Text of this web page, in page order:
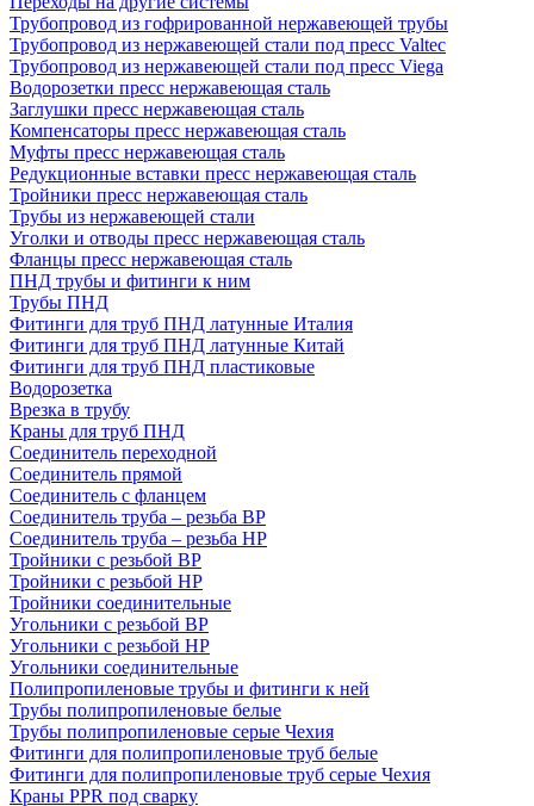
Трубопровод из гофрированной нержавеющей трубы
Трубопровод из нержавеющей стали под пресс Valtec
Трубопровод из нержавеющей стали под пресс Viega
Водорозетки пресс нержавеющая сталь
Заглушки пресс нержавеющая сталь
Компенсаторы пресс нержавеющая сталь
Муфты пресс нержавеющая сталь
Редукционные вставки пресс нержавеющая сталь
Тройники пресс нержавеющая сталь
Трубы из нержавеющей стали
Уголки и отводы пресс нержавеющая сталь
Фланцы пресс нержавеющая сталь
ПНД трубы и фитинги к ним
Трубы ПНД
Фитинги для труб ПНД латунные Италия
Фитинги для труб ПНД латунные Китай
Фитинги для труб ПНД пластиковые
Водорозетка
Врезка в трубу
Краны для труб ПНД
Соединитель переходной
Соединитель прямой
Соединитель с фланцем
Соединитель труба – резьба ВР
Соединитель труба – резьба НР
Тройники с резьбой ВР
Тройники с резьбой НР
Тройники соединительные
Угольники с резьбой ВР
Угольники с резьбой НР
Угольники соединительные
Полипропиленовые трубы и фитинги к ней
Трубы полипропиленовые белые
Трубы полипропиленовые серые Чехия
Фитинги для полипропиленовые труб белые
Фитинги для полипропиленовые труб серые Чехия
Краны PPR под сварку